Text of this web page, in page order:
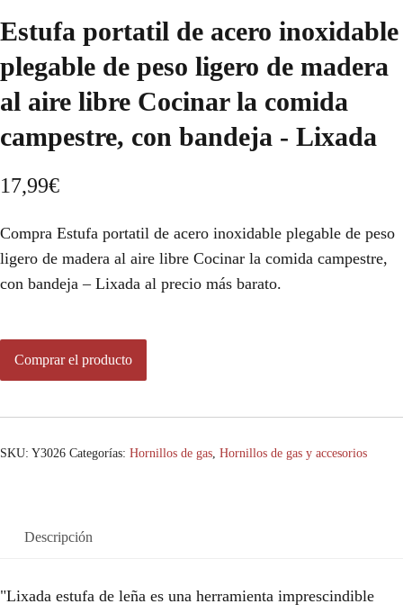
Estufa portatil de acero inoxidable
plegable de peso ligero de madera
al aire libre Cocinar la comida
campestre, con bandeja - Lixada
17,99€
Compra Estufa portatil de acero inoxidable plegable de peso
ligero de madera al aire libre Cocinar la comida campestre,
con bandeja – Lixada al precio más barato.
Comprar el producto
SKU: Y3026 Categorías: Hornillos de gas, Hornillos de gas y accesorios
Descripción
"Lixada estufa de leña es una herramienta imprescindible